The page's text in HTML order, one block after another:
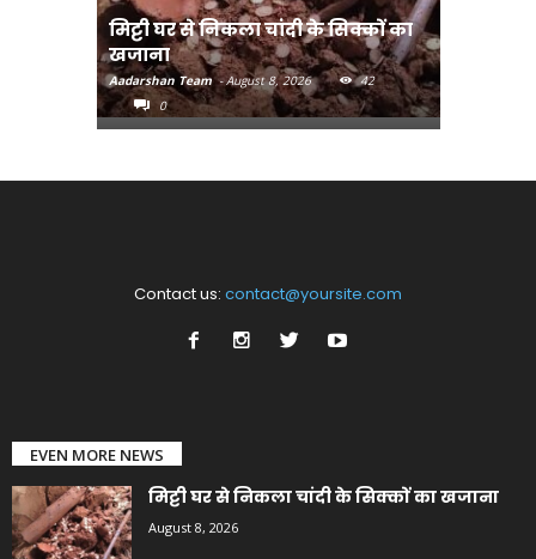
मिट्टी घर से निकला चांदी के सिक्कों का
खजाना
Aadarshan Team - August 8, 2026
42
0
Contact us: contact@yoursite.com
EVEN MORE NEWS
मिट्टी घर से निकला चांदी के सिक्कों का खजाना
August 8, 2026